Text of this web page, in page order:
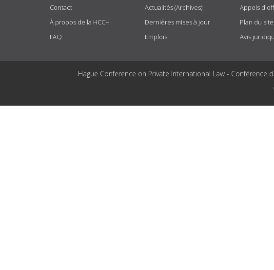
Contact
À propos de la HCCH
FAQ
Actualités (Archives)
Dernières mises à jour
Emplois
Appels
Plan du site
Avis
Hague Conference on Private International Law -